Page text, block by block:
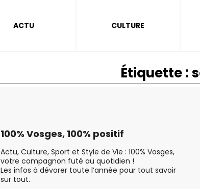
ACTU CULTURE
Étiquette :
100% Vosges, 100% positif
Actu, Culture, Sport et Style de Vie : 100% Vosges,
votre compagnon futé au quotidien !
Les infos à dévorer toute l’année pour tout savoir
sur tout.